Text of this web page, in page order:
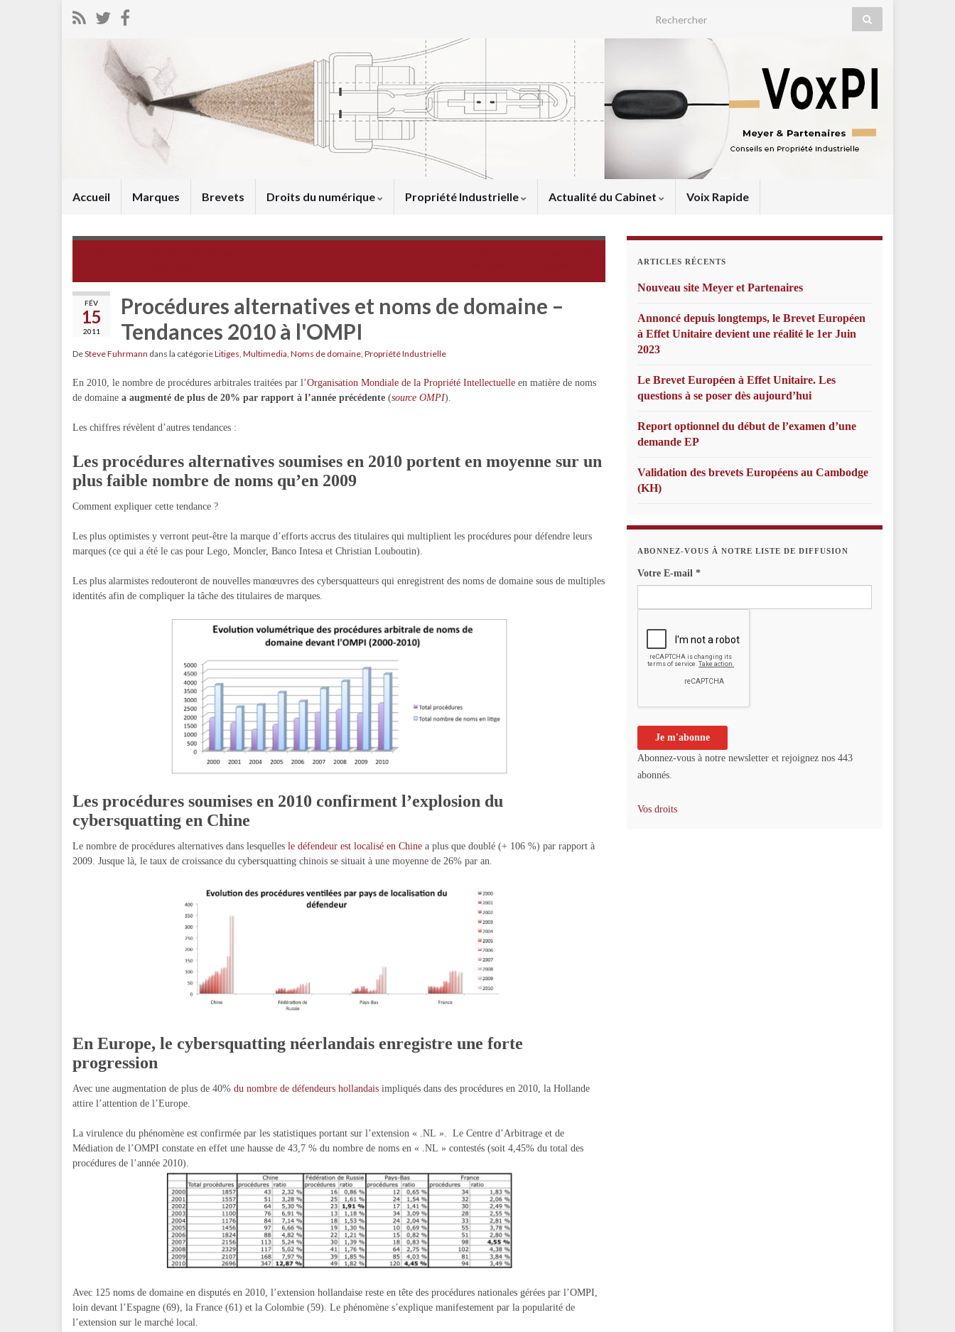
Search for:
Accueil Marques Brevets Droits du numérique Propriété Industrielle Actualité du Cabinet Voix Rapide
FÉV
15
2011
Procédures alternatives et noms de domaine –
Tendances 2010 à l'OMPI
DeSteve Fuhrmann dans la catégorieLitiges, Multimedia, Noms de domaine, Propriété Industrielle
En 2010, le nombre de procédures arbitrales traitées par l’Organisation Mondiale de la Propriété Intellectuelle en matière de noms
de domaine a augmenté de plus de 20% par rapport à l’année précédente (source OMPI).
Les chiffres révèlent d’autres tendances :
Les procédures alternatives soumises en 2010 portent en moyenne sur un
plus faible nombre de noms qu’en 2009
Comment expliquer cette tendance ?
Les plus optimistes y verront peut-être la marque d’efforts accrus des titulaires qui multiplient les procédures pour défendre leurs
marques (ce qui a été le cas pour Lego, Moncler, Banco Intesa et Christian Louboutin).
Les plus alarmistes redouteront de nouvelles manœuvres des cybersquatteurs qui enregistrent des noms de domaine sous de multiples
identités afin de compliquer la tâche des titulaires de marques.
Les procédures soumises en 2010 confirment l’explosion du
cybersquatting en Chine
Le nombre de procédures alternatives dans lesquelles le défendeur est localisé en Chine a plus que doublé (+ 106 %) par rapport à
2009. Jusque là, le taux de croissance du cybersquatting chinois se situait à une moyenne de 26% par an.
En Europe, le cybersquatting néerlandais enregistre une forte
progression
Avec une augmentation de plus de 40% du nombre de défendeurs hollandais impliqués dans des procédures en 2010, la Hollande
attire l’attention de l’Europe.
La virulence du phénomène est confirmée par les statistiques portant sur l’extension « .NL ». Le Centre d’Arbitrage et de
Médiation de l’OMPI constate en effet une hausse de 43,7 % du nombre de noms en « .NL » contestés (soit 4,45% du total des
procédures de l’année 2010).
Avec 125 noms de domaine en disputés en 2010, l’extension hollandaise reste en tête des procédures nationales gérées par l’OMPI,
loin devant l’Espagne (69), la France (61) et la Colombie (59). Le phénomène s’explique manifestement par la popularité de
l’extension sur le marché local.
ARTICLES RÉCENTS
Nouveau site Meyer et Partenaires
Annoncé depuis longtemps, le Brevet Européen
à Effet Unitaire devient une réalité le 1er Juin
2023
Le Brevet Européen à Effet Unitaire. Les
questions à se poser dès aujourd’hui
Report optionnel du début de l’examen d’une
demande EP
Validation des brevets Européens au Cambodge
(KH)
ABONNEZ-VOUS À NOTRE LISTE DE DIFFUSION
Votre E-mail *
Abonnez-vous à notre newsletter et rejoignez nos 443
abonnés.
Vos droits